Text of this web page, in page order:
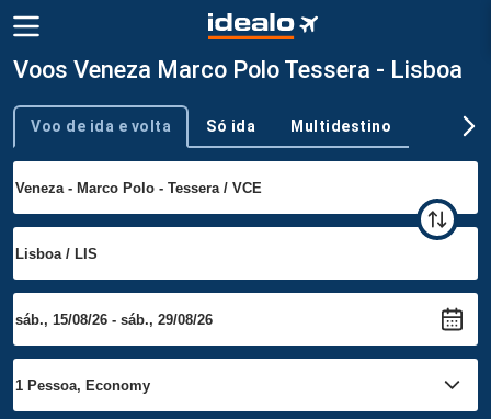
Voos Veneza Marco Polo Tessera - Lisboa
Tipo de viagem
Voo de ida e volta Só ida Multidestino